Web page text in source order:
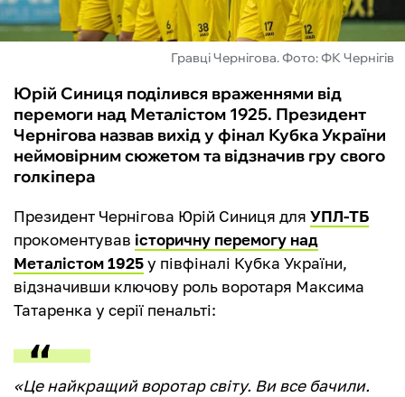
БУКМЕКЕРИ
Гравці Чернігова. Фото: ФК Чернігів
Юрій Синиця поділився враженнями від
перемоги над Металістом 1925. Президент
Чернігова назвав вихід у фінал Кубка України
неймовірним сюжетом та відзначив гру свого
голкіпера
Президент Чернігова Юрій Синиця для УПЛ-ТБ
прокоментував історичну перемогу над
Металістом 1925у півфіналі Кубка України,
відзначивши ключову роль воротаря Максима
Татаренка у серії пенальті:
«Це найкращий воротар світу. Ви все бачили.